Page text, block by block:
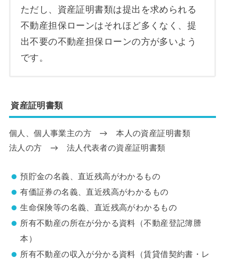
ただし、資産証明書類は提出を求められる
不動産担保ローンはそれほど多くなく、提
出不要の不動産担保ローンの方が多いよう
です。
資産証明書類
個人、個人事業主の方 → 本人の資産証明書類
法人の方 → 法人代表者の資産証明書類
預貯金の名義、直近残高がわかるもの
有価証券の名義、直近残高がわかるもの
生命保険等の名義、直近残高がわかるもの
所有不動産の所在が分かる資料（不動産登記簿謄
本）
所有不動産の収入が分かる資料（賃貸借契約書・レ